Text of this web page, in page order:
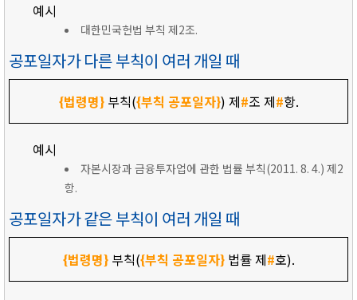
예시
대한민국헌법 부칙 제2조.
공포일자가 다른 부칙이 여러 개일 때
{법령명}부칙({부칙 공포일자}) 제#조 제#항.
예시
자본시장과 금융투자업에 관한 법률 부칙(2011. 8. 4.) 제2
항.
공포일자가 같은 부칙이 여러 개일 때
{법령명}부칙({부칙 공포일자}법률 제#호).